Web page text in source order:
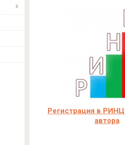
Регистрация в РИНЦ
автора